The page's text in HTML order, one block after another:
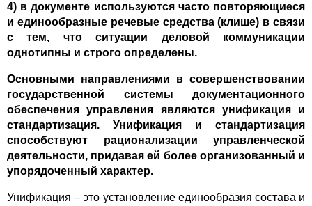
4) в документе используются часто повторяющиеся
и единообразные речевые средства (клише) в связи
с тем, что ситуации деловой коммуникации
однотипны и строго определены.
Основными направлениями в совершенствовании
государственной системы документационного
обеспечения управления являются унификация и
стандартизация. Унификация и стандартизация
способствуют рационализации управленческой
деятельности, придавая ей более организованный и
упорядоченный характер.
Унификация – это установление единообразия состава и